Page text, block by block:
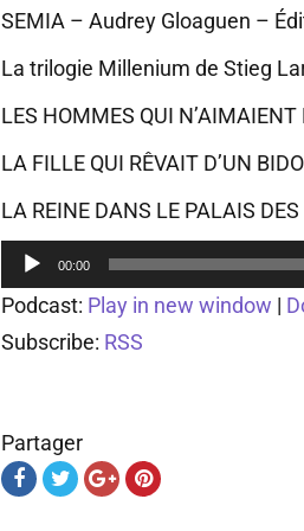
SEMIA – Audrey Gloaguen –
La trilogie Millenium de Stieg
LES HOMMES QUI
LA FILLE QUI RÊVAIT D’UN
LA REINE DANS LE PALAIS
Lecteur
audio
00:00
Podcast: Play in new window |
Subscribe: RSS
Partager